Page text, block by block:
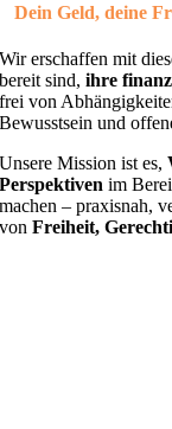
Dein Geld, deine
Wir erschaffen mit
bereit sind,ihre
frei von
Bewusstsein und
Unsere Mission ist es,
Perspektiven im
machen – praxisnah,
vonFreiheit,